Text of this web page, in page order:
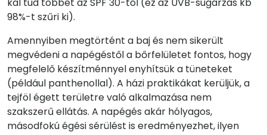
98%-t szűri ki).
Amennyiben megtörtént a baj és nem sikerült
megvédeni a napégéstől a bőrfelületet fontos, hogy
megfelelő készítménnyel enyhítsük a tüneteket
(például panthenollal). A házi praktikákat kerüljük, a
tejföl égett területre való alkalmazása nem
szakszerű ellátás. A napégés akár hólyagos,
másodfokú égési sérülést is eredményezhet, ilyen